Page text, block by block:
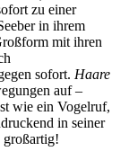
zu einer
in ihrem
mit ihren
sofort. Haare
auf –
wie ein Vogelruf,
in seiner
großartig!